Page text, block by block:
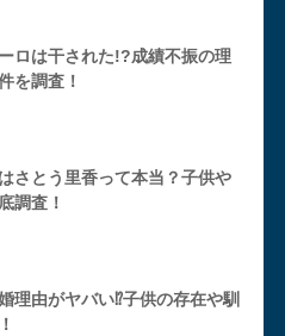
ロは干された!?成績不振の理
を調査！
さとう里香って本当？子供や
調査！
理由がヤバい⁉︎子供の存在や馴